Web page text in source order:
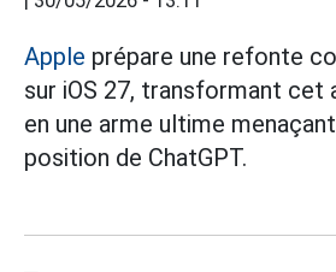
Apple prépare une refonte
sur iOS 27, transformant cet
en une arme ultime
position de ChatGPT.